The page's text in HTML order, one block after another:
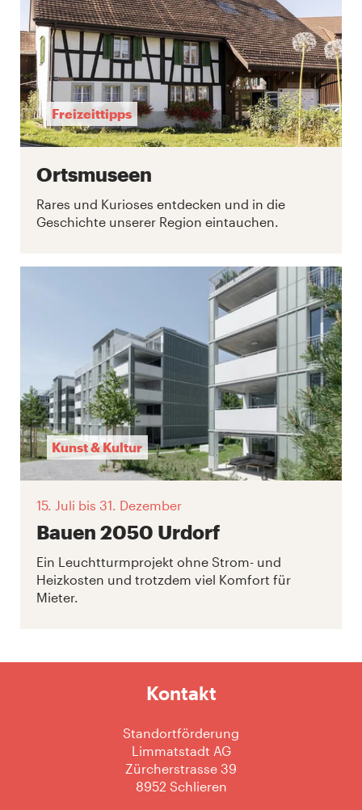
Freizeittipps
Ortsmuseen
Rares und Kurioses entdecken und in die
Geschichte unserer Region eintauchen.
Kunst & Kultur
15. Juli bis 31. Dezember
Bauen 2050 Urdorf
Ein Leuchtturmprojekt ohne Strom- und
Heizkosten und trotzdem viel Komfort für
Mieter.
Kontakt
Standortförderung
Limmatstadt AG
Zürcherstrasse 39
8952 Schlieren